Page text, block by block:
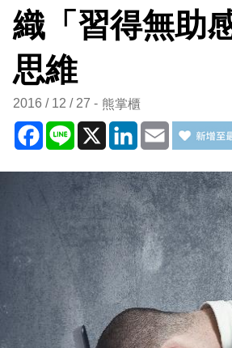
織「習得無助
思維
2016 / 12 / 27 熊掌櫃
Facebook
Line X LinkedIn
Email